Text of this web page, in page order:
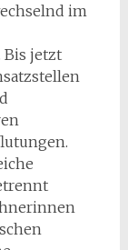
im
Bis jetzt